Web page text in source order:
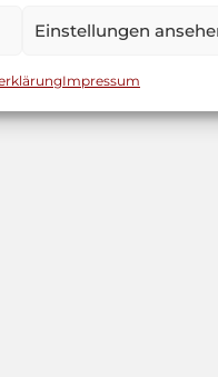
Einstellungen
Impressum